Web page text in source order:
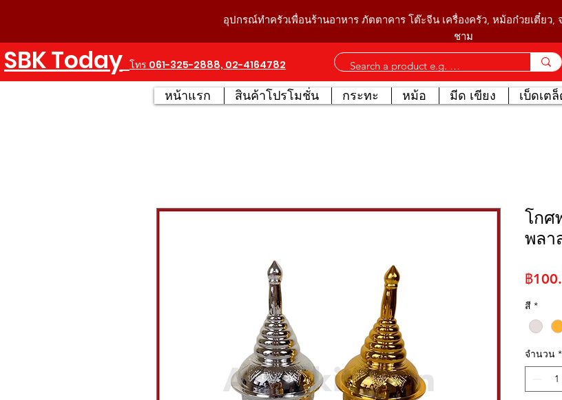
อุปกรณ์ทำครัวเพื่อนร้านอาหาร ภัตตาคาร โต๊ะจีน เครื่องครัว, หม้อก๋วยเตี๋ยว,
ชาม
SBK Today โทร 061-325-2888, 02-4164782
หน้าแรก สินค้าโปรโมชั่น กระทะ หม้อ มีด เขียง เบ็ดเต
โกศ
พลา
฿
สี *
จำนวน *